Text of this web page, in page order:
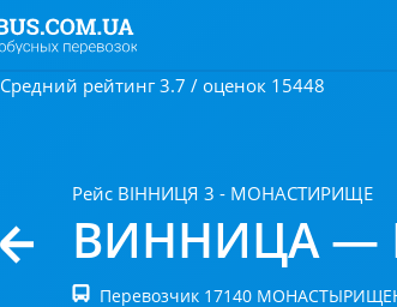
Средний рейтинг 3.7 / оценок 15448
Рейс ВІННИЦЯ 3 - МОНАСТИРИЩЕ
ВИННИЦА —
Перевозчик 17140